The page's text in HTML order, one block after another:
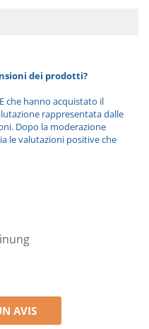
dei prodotti?
che hanno acquistato il
rappresentata dalle
Dopo la moderazione
le valutazioni positive che
AVIS